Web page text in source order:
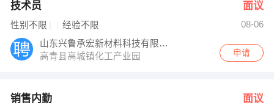
技术员 面议
性别不限 经验不限
08-06
山东兴鲁承宏新材料科技有限公司
高青县高城镇化工产业园
申请
销售内勤 面议